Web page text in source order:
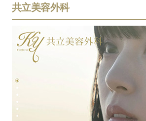
共立美容外科